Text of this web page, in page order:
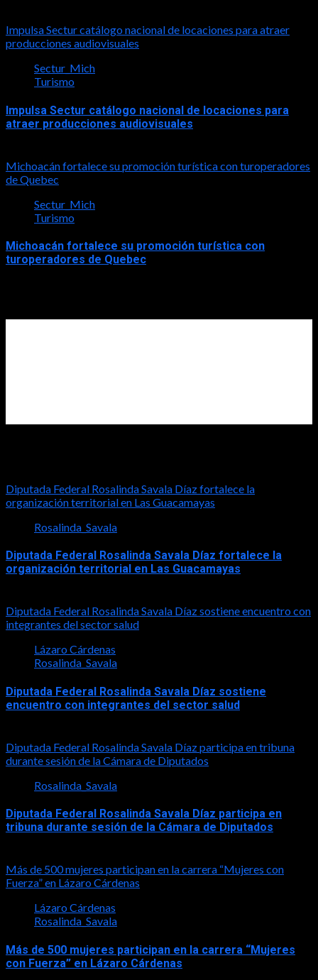
Impulsa Sectur catálogo nacional de locaciones para atraer
producciones audiovisuales
Sectur_Mich
Turismo
Impulsa Sectur catálogo nacional de locaciones para
atraer producciones audiovisuales
Michoacán fortalece su promoción turística con turoperadores
de Quebec
Sectur_Mich
Turismo
Michoacán fortalece su promoción turística con
turoperadores de Quebec
Diputada Federal Rosalinda Savala Díaz fortalece la
organización territorial en Las Guacamayas
Rosalinda_Savala
Diputada Federal Rosalinda Savala Díaz fortalece la
organización territorial en Las Guacamayas
Diputada Federal Rosalinda Savala Díaz sostiene encuentro con
integrantes del sector salud
Lázaro Cárdenas
Rosalinda_Savala
Diputada Federal Rosalinda Savala Díaz sostiene
encuentro con integrantes del sector salud
Diputada Federal Rosalinda Savala Díaz participa en tribuna
durante sesión de la Cámara de Diputados
Rosalinda_Savala
Diputada Federal Rosalinda Savala Díaz participa en
tribuna durante sesión de la Cámara de Diputados
Más de 500 mujeres participan en la carrera “Mujeres con
Fuerza” en Lázaro Cárdenas
Lázaro Cárdenas
Rosalinda_Savala
Más de 500 mujeres participan en la carrera “Mujeres
con Fuerza” en Lázaro Cárdenas